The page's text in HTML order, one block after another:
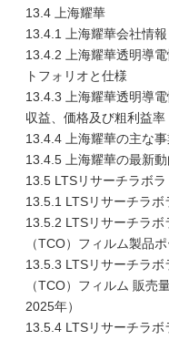
13.4 上海耀華
13.4.1 上海耀華会社情報
13.4.2 上海耀華透明導
トフォリオと仕様
13.4.3 上海耀華透明導
収益、価格及び粗利益率
13.4.4 上海耀華の主な
13.4.5 上海耀華の最新動
13.5 LTSリサーチラボ
13.5.1 LTSリサーチラ
13.5.2 LTSリサーチラ
（TCO）フィルム製品
13.5.3 LTSリサーチラ
（TCO）フィルム 販売
2025年）
13.5.4 LTSリサーチラ